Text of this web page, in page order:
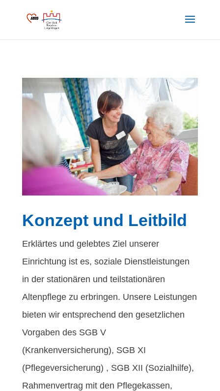
Konzept und Leitbild
Erklärtes und gelebtes Ziel unserer
Einrichtung ist es, soziale Dienstleistungen
in der stationären und teilstationären
Altenpflege zu erbringen. Unsere Leistungen
bieten wir entsprechend den gesetzlichen
Vorgaben des SGB V
(Krankenversicherung), SGB XI
(Pflegeversicherung) , SGB XII (Sozialhilfe),
Rahmenvertrag mit den Pflegekassen,